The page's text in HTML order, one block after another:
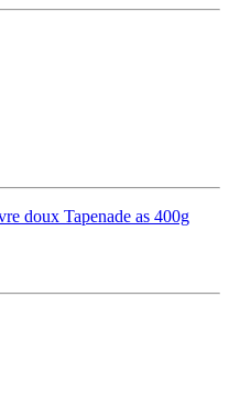
doux Tapenade as 400g